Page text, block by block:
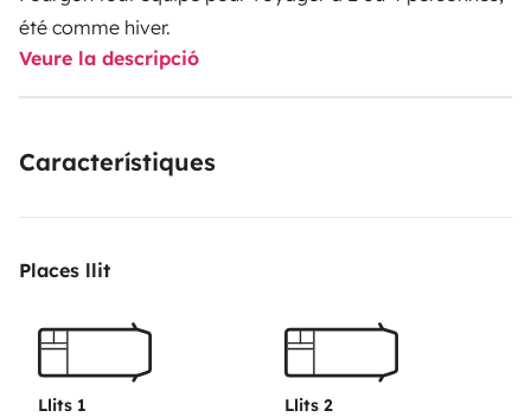
été comme hiver.
Veure la descripció
Característiques
Places llit
Llits 1
Llits 2